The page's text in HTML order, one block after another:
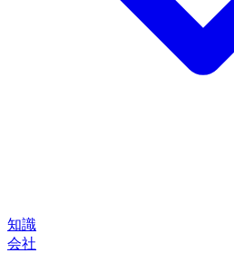
知識
会社